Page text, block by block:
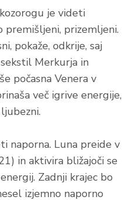
je videti
premišljeni, prizemljeni.
pokaže, odkrije, saj
Merkurja in
počasna Venera v
več igrive energije,
naporna. Luna preide v
in aktivira bližajoči se
Zadnji krajec bo
izjemno naporno